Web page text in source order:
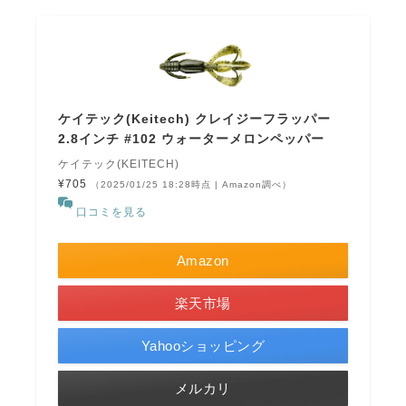
ケイテック(Keitech) クレイジーフラッパー
2.8インチ #102 ウォーターメロンペッパー
ケイテック(KEITECH)
¥705
（2025/01/25 18:28時点 | Amazon調べ）
口コミを見る
Amazon
楽天市場
Yahooショッピング
メルカリ